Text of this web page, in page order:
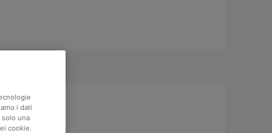
i dati
una
cookie.